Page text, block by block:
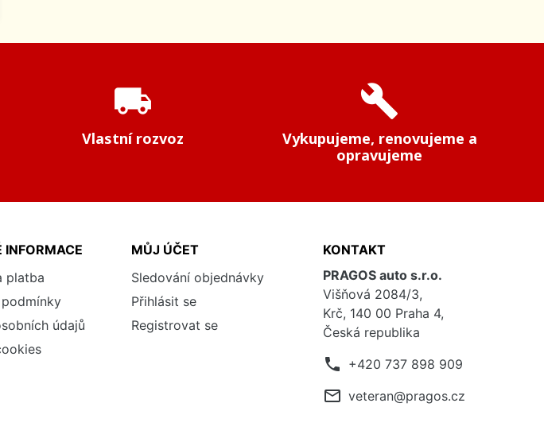
local_shipping
Vlastní rozvoz
build
Vykupujeme, renovujeme a
opravujeme
INFORMACE
platba
údajů
MŮJ ÚČET
Sledování objednávky
Přihlásit se
Registrovat se
KONTAKT
PRAGOS auto s.r.o.
Višňová 2084/3,
Krč, 140 00 Praha 4,
Česká republika
phone +420 737 898 909
mail_outline veteran@pragos.cz